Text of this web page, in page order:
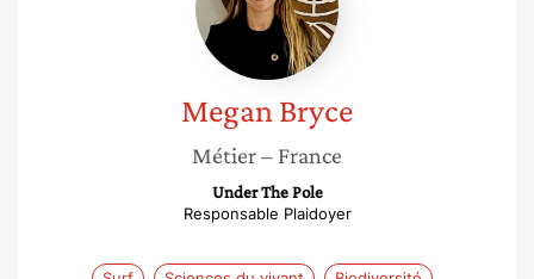
Megan Bryce
Métier– France
Under The Pole
Responsable Plaidoyer